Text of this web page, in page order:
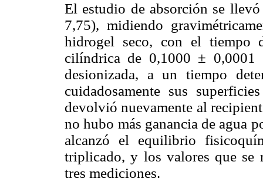
El estudio de absorción se
7,75), midiendo
hidrogel seco, con el tiempo
cilíndrica de 0,1000 ±
desionizada, a un tiempo
cuidadosamente sus
devolvió nuevamente al
no hubo más ganancia de agua
alcanzó el equilibrio
triplicado, y los valores que se
tres mediciones.